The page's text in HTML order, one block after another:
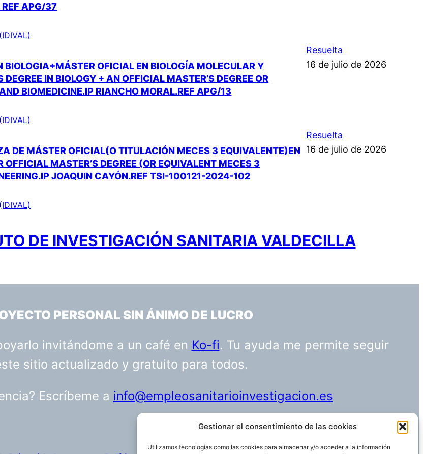
Gestionar el consentimiento de las cookies
Utilizamos tecnologías como las cookies para almacenar y/o acceder a la información
REF APG/37
OFICIAL EN BIOLOGÍA MOLECULAR Y
IN BIOLOGY + AN OFFICIAL MASTER’S DEGREE OR
BIOMEDICINE.IP RIANCHO MORAL.REF APG/13
Resuelta
16 de julio de 2026
DE MÁSTER OFICIAL(O TITULACIÓN MECES 3 EQUIVALENTE)EN
MASTER’S DEGREE (OR EQUIVALENT MECES 3
JOAQUIN CAYÓN.REF TSI-100121-2024-102
Resuelta
16 de julio de 2026
DE INVESTIGACIÓN SANITARIA VALDECILLA
PERSONAL SIN ÁNIMO DE LUCRO
invitándome a un café en Ko-fi. Tu ayuda me permite seguir
sitio actualizado y gratuito para todos.
Escríbeme a info@empleosanitarioinvestigacion.es